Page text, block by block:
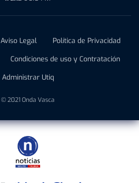
Aviso Legal
Política de Privacidad
Condiciones de uso y Contratación
Administrar Utiq
© 2021 Onda Vasca